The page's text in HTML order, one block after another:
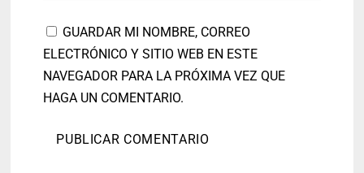
GUARDAR MI NOMBRE, CORREO
ELECTRÓNICO Y SITIO WEB EN ESTE
NAVEGADOR PARA LA PRÓXIMA VEZ QUE
HAGA UN COMENTARIO.